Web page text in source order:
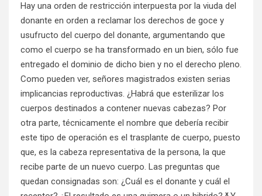
Hay una orden de restricción interpuesta por la viuda del
donante en orden a reclamar los derechos de goce y
usufructo del cuerpo del donante, argumentando que
como el cuerpo se ha transformado en un bien, sólo fue
entregado el dominio de dicho bien y no el derecho pleno.
Como pueden ver, señores magistrados existen serias
implicancias reproductivas. ¿Habrá que esterilizar los
cuerpos destinados a contener nuevas cabezas? Por
otra parte, técnicamente el nombre que debería recibir
este tipo de operación es el trasplante de cuerpo, puesto
que, es la cabeza representativa de la persona, la que
recibe parte de un nuevo cuerpo. Las preguntas que
quedan consignadas son: ¿Cuál es el donante y cuál el
x